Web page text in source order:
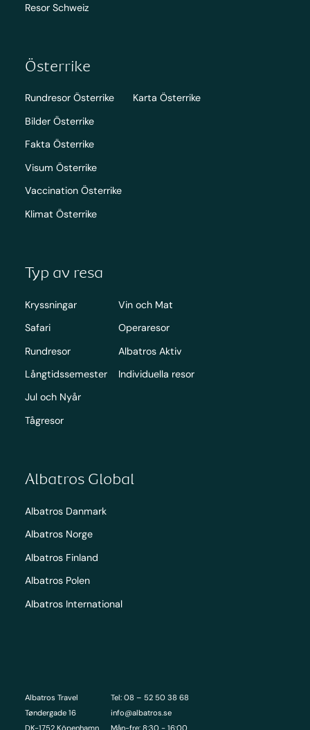
Resor Schweiz
Österrike
Rundresor Österrike
Bilder Österrike
Fakta Österrike
Visum Österrike
Vaccination Österrike
Klimat Österrike
Karta Österrike
Albatros Travel
Tøndergade 16
DK-1752 Köpenhamn
Tel: 08 – 52 50 38 68
info@albatros.se
Mån-fre: 8:30 - 16:00
Typ av resa
Kryssningar
Safari
Rundresor
Långtidssemester
Jul och Nyår
Tågresor
Vin och Mat
Operaresor
Albatros Aktiv
Individuella resor
Albatros Global
Albatros Danmark
Albatros Norge
Albatros Finland
Albatros Polen
Albatros International